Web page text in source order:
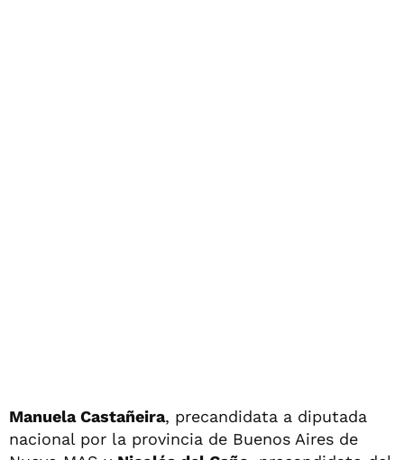
Manuela Castañeira, precandidata a diputada
nacional por la provincia de Buenos Aires de